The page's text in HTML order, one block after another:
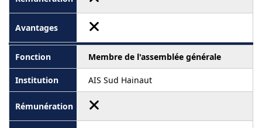
Membre de l'assemblée générale
AIS Sud Hainaut